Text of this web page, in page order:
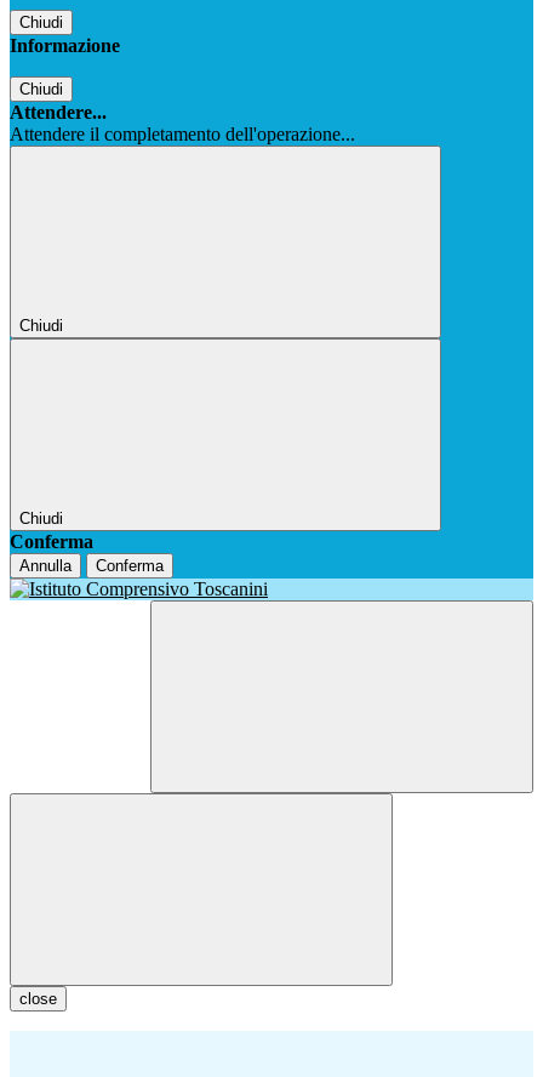
Chiudi
Informazione
Chiudi
Attendere...
Attendere il completamento dell'operazione...
Chiudi
Chiudi
Conferma
Annulla Conferma
close